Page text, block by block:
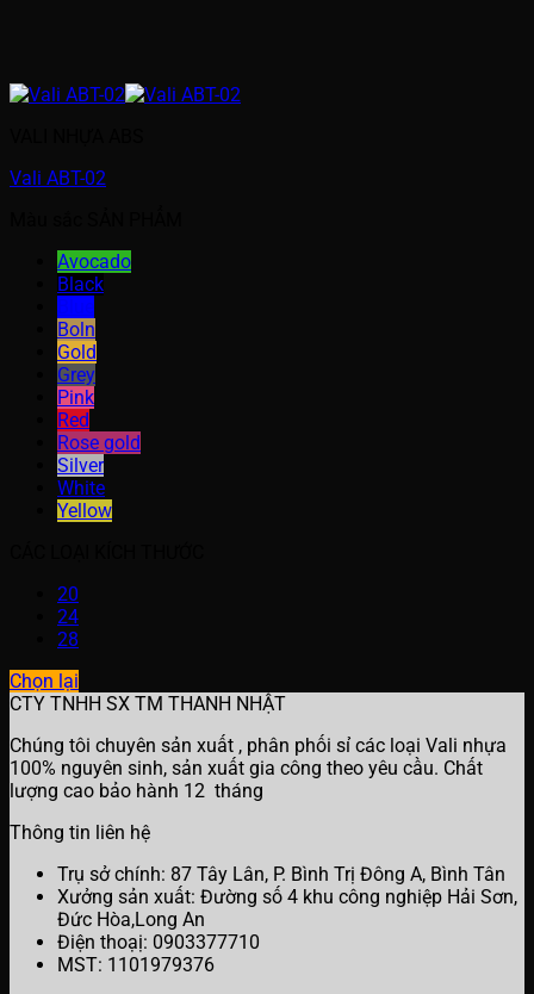
Vali ABT-02
Avocado
Black
Boln
Gold
Grey
Pink
Red
Rose gold
Silver
White
Yellow
20
24
28
Chọn lại
CTY TNHH SX TM THANH NHẬT
Chúng tôi chuyên sản xuất , phân phối sỉ các loại Vali nhựa
100% nguyên sinh, sản xuất gia công theo yêu cầu. Chất
lượng cao bảo hành 12 tháng
Thông tin liên hệ
Trụ sở chính: 87 Tây Lân, P. Bình Trị Đông A, Bình Tân
Xưởng sản xuất: Đường số 4 khu công nghiệp Hải Sơn,
Đức Hòa,Long An
Điện thoạị: 0903377710
MST: 1101979376